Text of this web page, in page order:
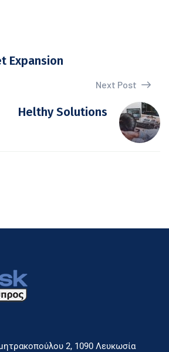
Expansion
Next Post
Helthy Solutions
2, 1090 Λευκωσία